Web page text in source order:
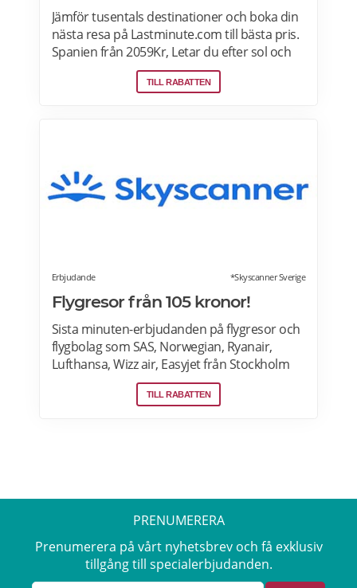
Jämför tusentals destinationer och boka din
nästa resa på Lastminute.com till bästa pris.
Spanien från 2059Kr, Letar du efter sol och
hav? Boka flyg + hotell på Lastminute.com
och koppla av i sanden. Läs mer om aktuella
TILL RABATTEN
Erbjudande *Skyscanner Sverige
Flygresor från 105 kronor!
Sista minuten-erbjudanden på flygresor och
flygbolag som SAS, Norwegian, Ryanair,
Lufthansa, Wizz air, Easyjet från Stockholm
Arlanda, Bromma och Skavsta flygplatser,
Göteborg Landvetter, Malmö, Köpenhamn
TILL RABATTEN
PRENUMERERA
Prenumerera på vårt nyhetsbrev och få exklusiv
tillgång till specialerbjudanden.